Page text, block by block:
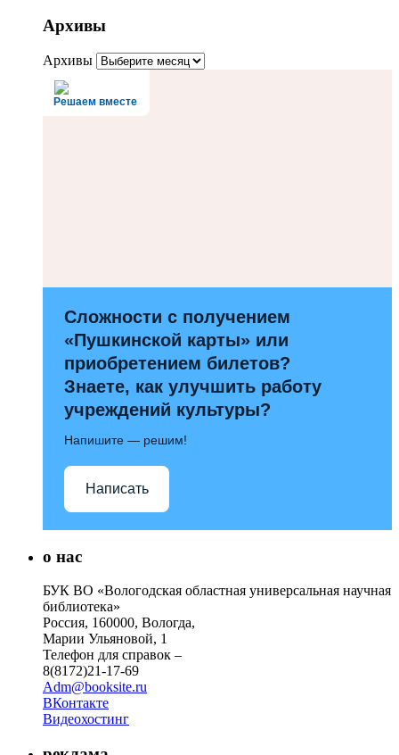
Архивы
Архивы
Решаем вместе
Сложности с получением
«Пушкинской карты» или
приобретением билетов?
Знаете, как улучшить работу
учреждений культуры?
Напишите — решим!
Написать
о нас
БУК ВО «Вологодская областная универсальная научная
библиотека»
Россия, 160000, Вологда,
Марии Ульяновой, 1
Телефон для справок –
8(8172)21-17-69
Adm@booksite.ru
ВКонтакте
Видеохостинг